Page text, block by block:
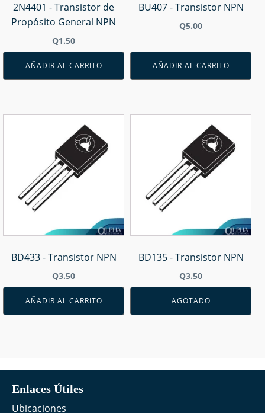
2N4401 - Transistor de
Propósito General NPN
Q1.50
AÑADIR AL CARRITO
BU407 - Transistor NPN
Q5.00
AÑADIR AL CARRITO
BD433 - Transistor NPN
Q3.50
AÑADIR AL CARRITO
BD135 - Transistor NPN
Q3.50
AGOTADO
Enlaces Útiles
Ubicaciones